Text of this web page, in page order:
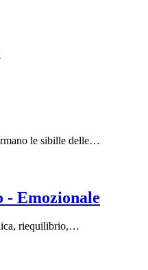
le sibille delle…
- Emozionale
riequilibrio,…